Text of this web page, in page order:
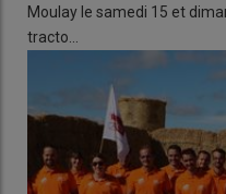
Moulay le samedi 15 et
tracto…